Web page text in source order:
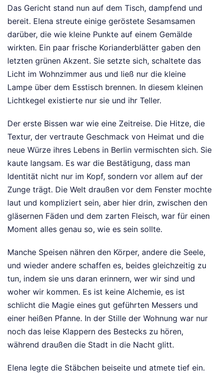
Das Gericht stand nun auf dem Tisch, dampfend und
bereit. Elena streute einige geröstete Sesamsamen
darüber, die wie kleine Punkte auf einem Gemälde
wirkten. Ein paar frische Korianderblätter gaben den
letzten grünen Akzent. Sie setzte sich, schaltete das
Licht im Wohnzimmer aus und ließ nur die kleine
Lampe über dem Esstisch brennen. In diesem kleinen
Lichtkegel existierte nur sie und ihr Teller.
Der erste Bissen war wie eine Zeitreise. Die Hitze, die
Textur, der vertraute Geschmack von Heimat und die
neue Würze ihres Lebens in Berlin vermischten sich. Sie
kaute langsam. Es war die Bestätigung, dass man
Identität nicht nur im Kopf, sondern vor allem auf der
Zunge trägt. Die Welt draußen vor dem Fenster mochte
laut und kompliziert sein, aber hier drin, zwischen den
gläsernen Fäden und dem zarten Fleisch, war für einen
Moment alles genau so, wie es sein sollte.
Manche Speisen nähren den Körper, andere die Seele,
und wieder andere schaffen es, beides gleichzeitig zu
tun, indem sie uns daran erinnern, wer wir sind und
woher wir kommen. Es ist keine Alchemie, es ist
schlicht die Magie eines gut geführten Messers und
einer heißen Pfanne. In der Stille der Wohnung war nur
noch das leise Klappern des Bestecks zu hören,
während draußen die Stadt in die Nacht glitt.
Elena legte die Stäbchen beiseite und atmete tief ein.